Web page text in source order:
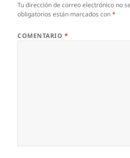
Tu dirección de correo electrónico no
obligatorios están marcados con*
COMENTARIO *